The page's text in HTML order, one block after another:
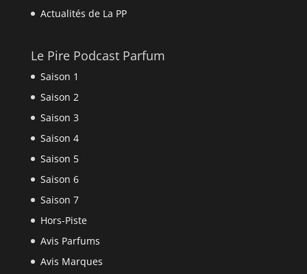
Actualités de La PP
Le Pire Podcast Parfum
Saison 1
Saison 2
Saison 3
Saison 4
Saison 5
Saison 6
Saison 7
Hors-Piste
Avis Parfums
Avis Marques